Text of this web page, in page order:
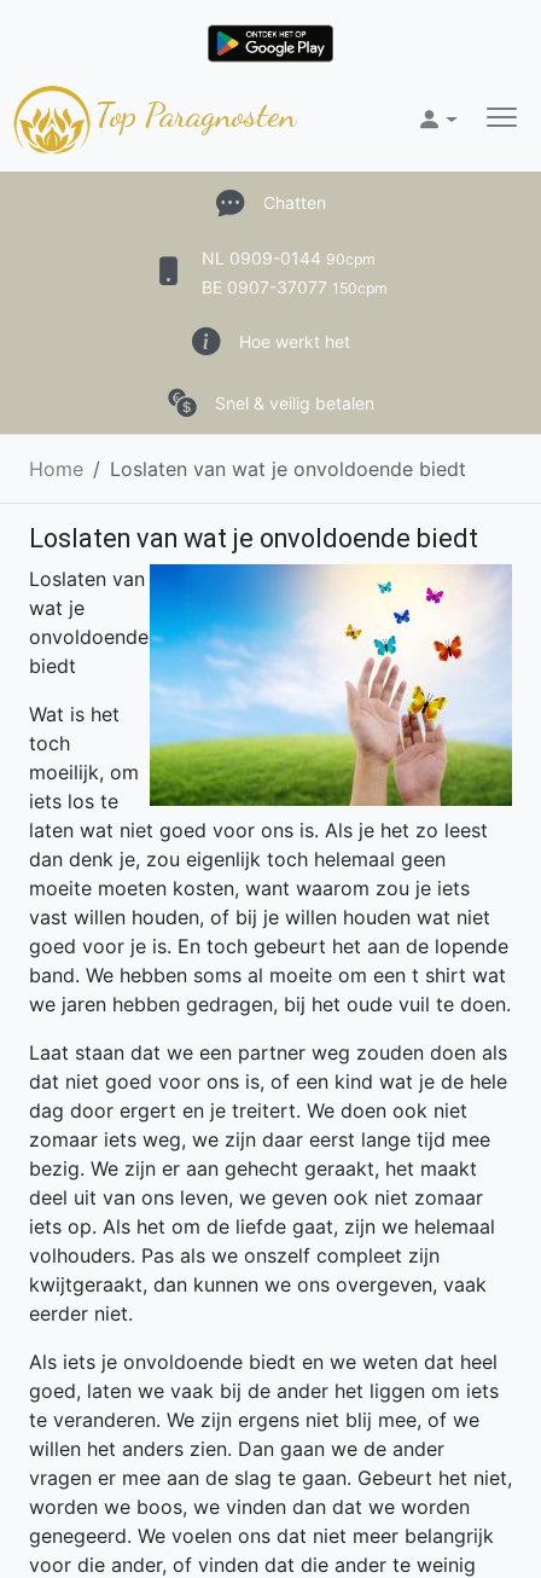
Top Paragnosten
Chatten
NL 0909-0144 90cpm
BE 0907-37077 150cpm
Hoe werkt het
Snel & veilig betalen
Home Loslaten van wat je onvoldoende biedt
Loslaten van wat je onvoldoende biedt
Loslaten van
wat je
onvoldoende
biedt
Wat is het
toch
moeilijk, om
iets los te
laten wat niet goed voor ons is. Als je het zo leest
dan denk je, zou eigenlijk toch helemaal geen
moeite moeten kosten, want waarom zou je iets
vast willen houden, of bij je willen houden wat niet
goed voor je is. En toch gebeurt het aan de lopende
band. We hebben soms al moeite om een t shirt wat
we jaren hebben gedragen, bij het oude vuil te doen.
Laat staan dat we een partner weg zouden doen als
dat niet goed voor ons is, of een kind wat je de hele
dag door ergert en je treitert. We doen ook niet
zomaar iets weg, we zijn daar eerst lange tijd mee
bezig. We zijn er aan gehecht geraakt, het maakt
deel uit van ons leven, we geven ook niet zomaar
iets op. Als het om de liefde gaat, zijn we helemaal
volhouders. Pas als we onszelf compleet zijn
kwijtgeraakt, dan kunnen we ons overgeven, vaak
eerder niet.
Als iets je onvoldoende biedt en we weten dat heel
goed, laten we vaak bij de ander het liggen om iets
te veranderen. We zijn ergens niet blij mee, of we
willen het anders zien. Dan gaan we de ander
vragen er mee aan de slag te gaan. Gebeurt het niet,
worden we boos, we vinden dan dat we worden
genegeerd. We voelen ons dat niet meer belangrijk
voor die ander, of vinden dat die ander te weinig